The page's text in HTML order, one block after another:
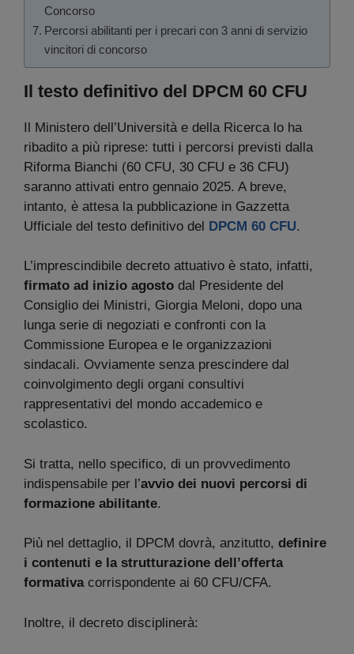
Concorso
Percorsi abilitanti per i precari con 3 anni di servizio
vincitori di concorso
Il testo definitivo del DPCM 60 CFU
Il Ministero dell’Università e della Ricerca lo ha
ribadito a più riprese: tutti i percorsi previsti dalla
Riforma Bianchi (60 CFU, 30 CFU e 36 CFU)
saranno attivati entro gennaio 2025. A breve,
intanto, è attesa la pubblicazione in Gazzetta
Ufficiale del testo definitivo del DPCM 60 CFU.
L’imprescindibile decreto attuativo è stato, infatti,
firmato ad inizio agosto dal Presidente del
Consiglio dei Ministri, Giorgia Meloni, dopo una
lunga serie di negoziati e confronti con la
Commissione Europea e le organizzazioni
sindacali. Ovviamente senza prescindere dal
coinvolgimento degli organi consultivi
rappresentativi del mondo accademico e
scolastico.
Si tratta, nello specifico, di un provvedimento
indispensabile per l’avvio dei nuovi percorsi di
formazione abilitante.
Più nel dettaglio, il DPCM dovrà, anzitutto, definire
i contenuti e la strutturazione dell’offerta
formativacorrispondente ai 60 CFU/CFA.
Inoltre, il decreto disciplinerà: